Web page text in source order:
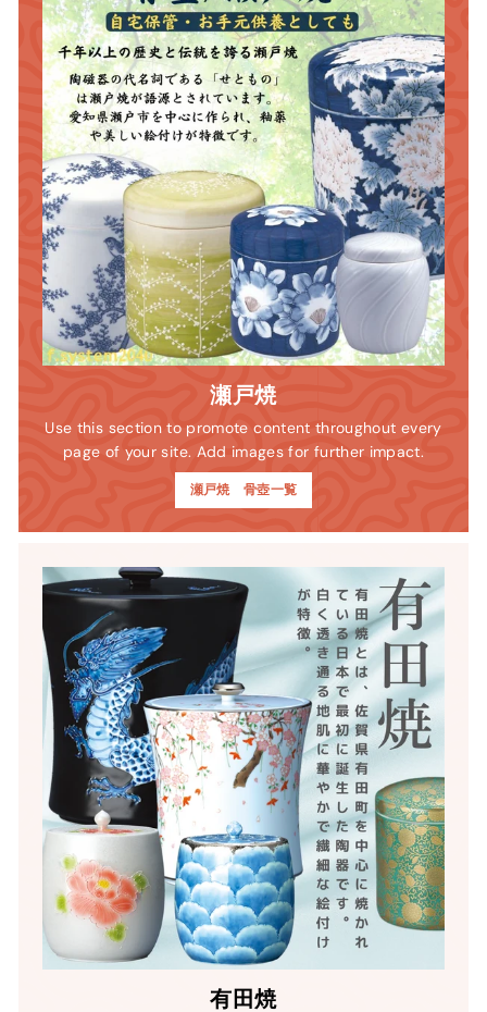
瀬戸焼
Use this section to promote content throughout every
page of your site. Add images for further impact.
瀬戸焼 骨壺一覧
有田焼